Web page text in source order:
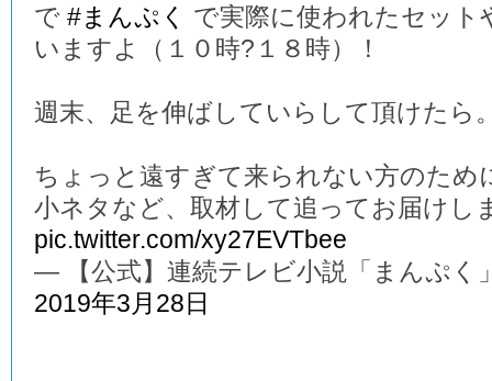
で #まんぷく
で実際に使われたセット
いますよ（１０時?１８時）！
週末、足を伸ばしていらして頂けたら
ちょっと遠すぎて来られない方のため
小ネタなど、取材して追ってお届けし
pic.twitter.com/xy27EVTbee
— 【公式】連続テレビ小説「まんぷく
2019年3月28日